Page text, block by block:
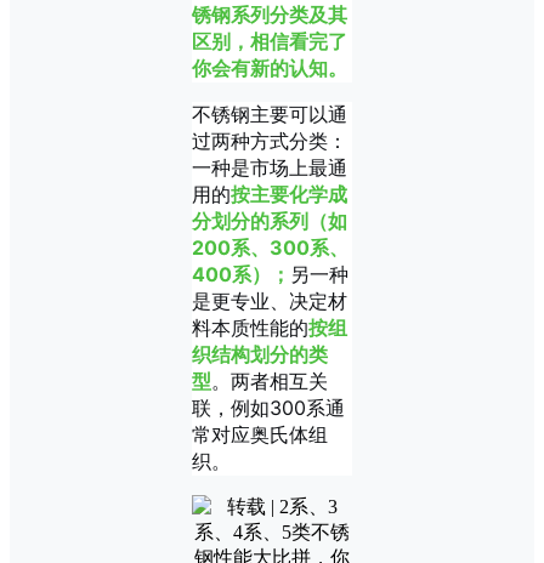
锈钢系列分类及其
区别，相信看完了
你会有新的认知。
不锈钢主要可以通
过两种方式分类：
一种是市场上最通
用的按主要化学成
分划分的系列（如
200系、300系、
400系）
； 另一种
是更专业、决定材
料本质性能的按组
织结构划分的类
型。两者相互关
联，例如300系通
常对应奥氏体组
织。